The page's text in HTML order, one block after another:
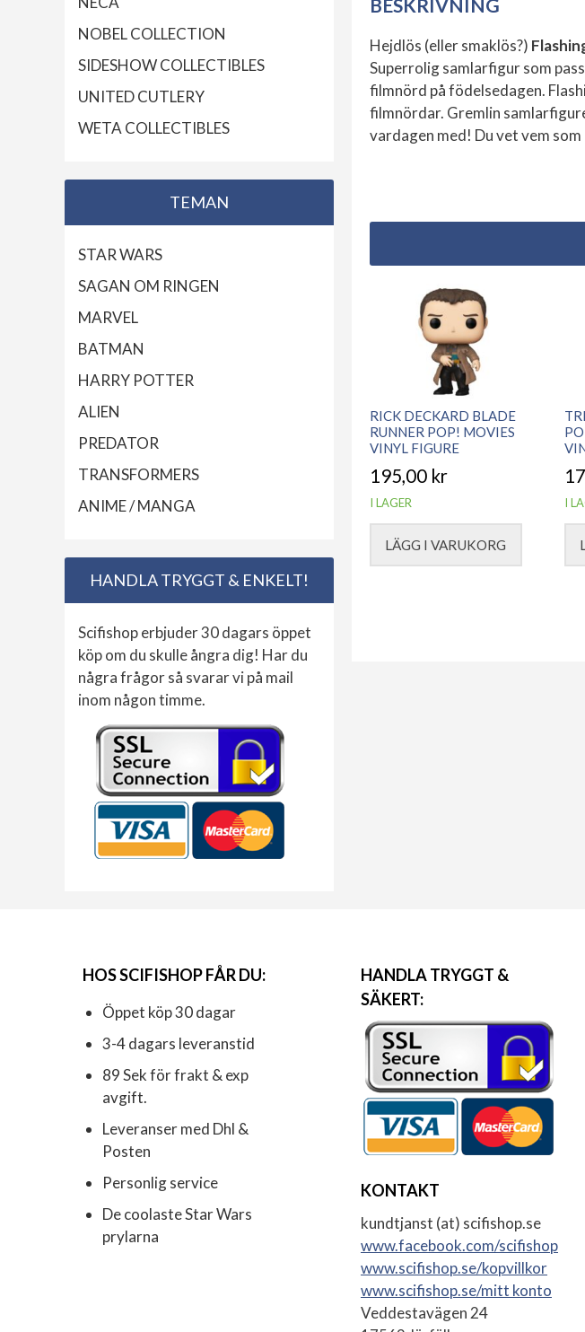
BESKRIVNING
Hejdlös (eller smaklös?)
Superrolig samlarfigur som
filmnörd på födelsedagen.
filmnördar. Gremlin
vardagen med! Du vet vem
RICK DECKARD BLADE
RUNNER POP! MOVIES
VINYL FIGURE
195,00 kr
I LAGER
LÄGG I VARUKORG
I
NOBEL COLLECTION
SIDESHOW COLLECTIBLES
UNITED CUTLERY
WETA COLLECTIBLES
TEMAN
STAR WARS
SAGAN OM RINGEN
MARVEL
BATMAN
HARRY POTTER
ALIEN
PREDATOR
TRANSFORMERS
ANIME / MANGA
HANDLA TRYGGT & ENKELT!
Scifishop erbjuder 30 dagars öppet
köp om du skulle ångra dig! Har du
några frågor så svarar vi på mail
inom någon timme.
HOS SCIFISHOP FÅR DU:
Öppet köp 30 dagar
3-4 dagars leveranstid
89 Sek för frakt & exp
avgift.
Leveranser med Dhl &
Posten
Personlig service
De coolaste Star Wars
prylarna
HANDLA TRYGGT &
SÄKERT:
KONTAKT
kundtjanst (at) scifishop.se
www.facebook.com/scifishop
www.scifishop.se/kopvillkor
www.scifishop.se/mitt konto
Veddestavägen 24